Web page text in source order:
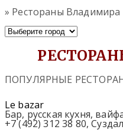
» Рестораны Владимира
ПОПУЛЯРНЫЕ
Le bazar
Бар, русская кухня,
+7 (492) 312 38 80,